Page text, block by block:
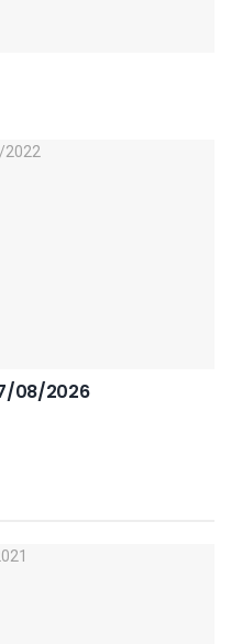
08/2026